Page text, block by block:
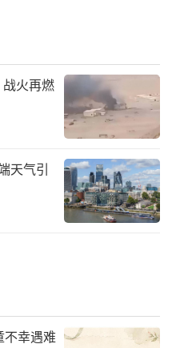
欧中亚研究所所长孙
参加此次会谈的人员
术问题，对于一些关
，想要真正解决，难
设施。
火再燃
天气引
不幸遇难